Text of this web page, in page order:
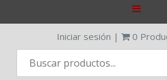
Iniciar sesión | 0